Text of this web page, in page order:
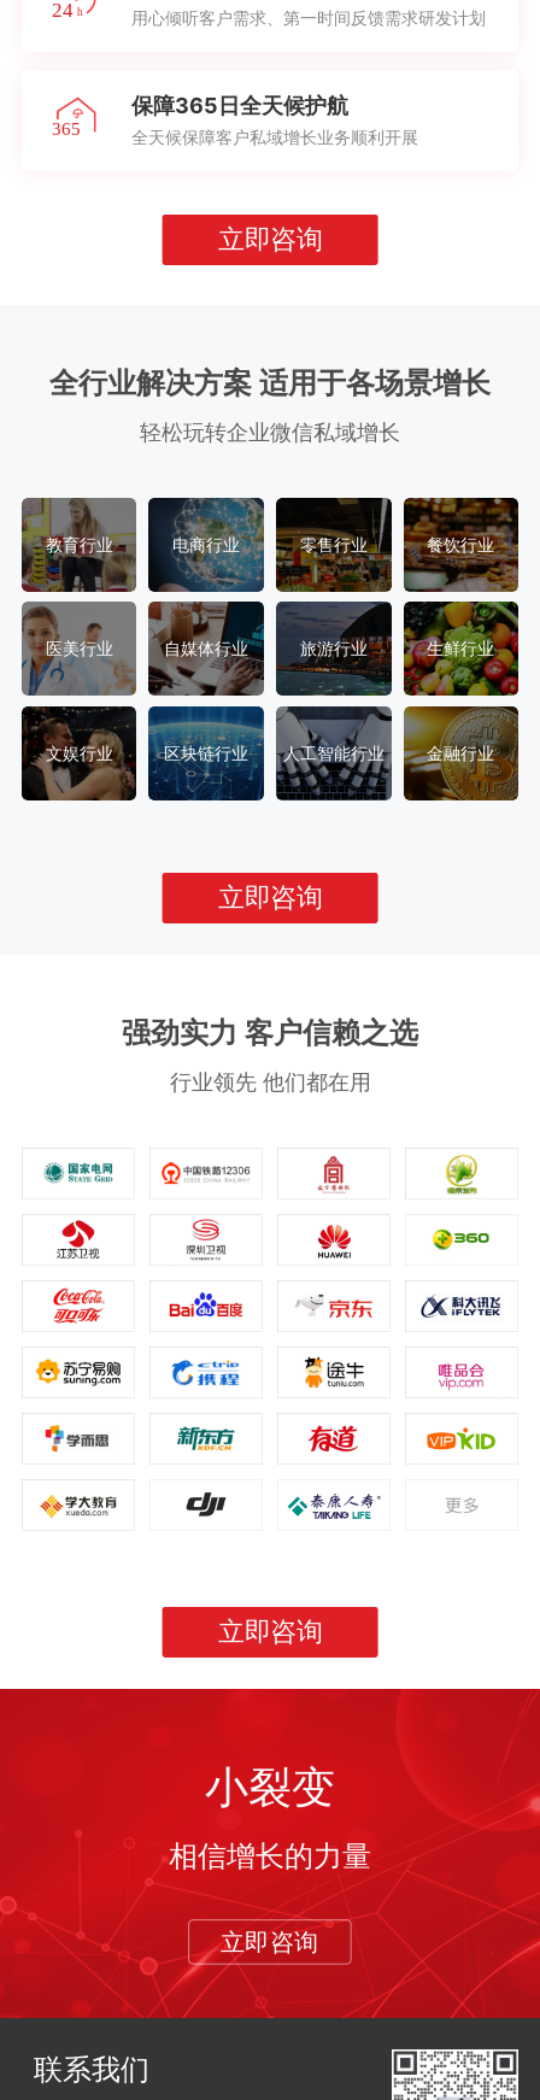
用心倾听客户需求、第一时间反馈需求研发计划
保障365日全天候护航
全天候保障客户私域增长业务顺利开展
立即咨询
全行业解决方案 适用于各场景增长
轻松玩转企业微信私域增长
教育行业 电商行业 零售行业 餐饮行业
医美行业 自媒体行业 旅游行业 生鲜行业
文娱行业 区块链行业 人工智能行业 金融行业
立即咨询
强劲实力 客户信赖之选
行业领先 他们都在用
立即咨询
小裂变
相信增长的力量
立即咨询
联系我们